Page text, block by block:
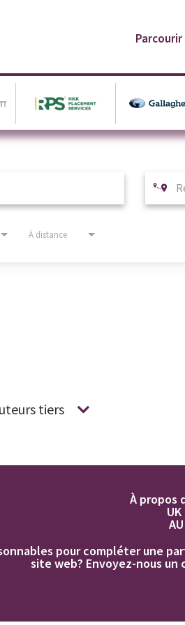
À distance
tiers
À propos
UK
AU
pour compléter une
site web? Envoyez-nous un